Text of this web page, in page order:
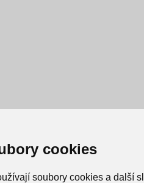
cookies
soubory cookies a další